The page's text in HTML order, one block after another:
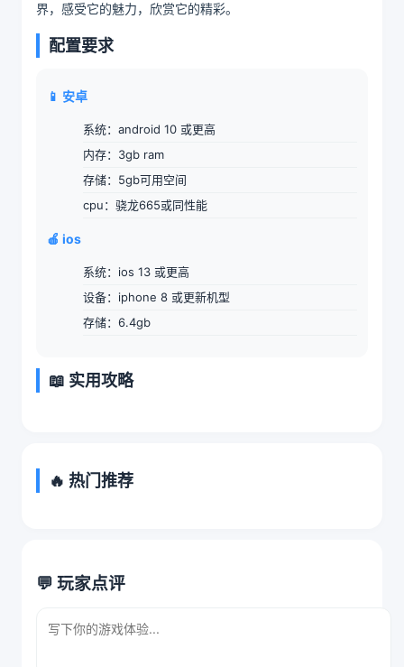
界，感受它的魅力，欣赏它的精彩。
配置要求
📱 安卓
系统：android 10 或更高
内存：3gb ram
存储：5gb可用空间
cpu：骁龙665或同性能
🍎 ios
系统：ios 13 或更高
设备：iphone 8 或更新机型
存储：6.4gb
📖 实用攻略
🔥 热门推荐
💬 玩家点评